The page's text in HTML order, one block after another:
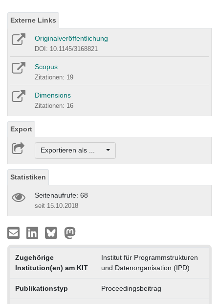
Externe Links
Originalveröffentlichung
DOI: 10.1145/3168821
Scopus
Zitationen: 19
Dimensions
Zitationen: 16
Export
Exportieren als ...
Statistiken
Seitenaufrufe: 68
seit 15.10.2018
Zugehörige
Institution(en) am KIT
Institut für Programmstrukturen
und Datenorganisation (IPD)
Publikationstyp Proceedingsbeitrag